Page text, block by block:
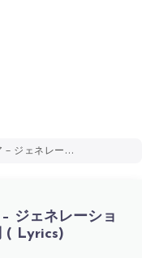
純情のアフィリア – ジェネレーション・ギャップ 歌詞 ( Lyrics)
ジェネレーショ
( Lyrics)